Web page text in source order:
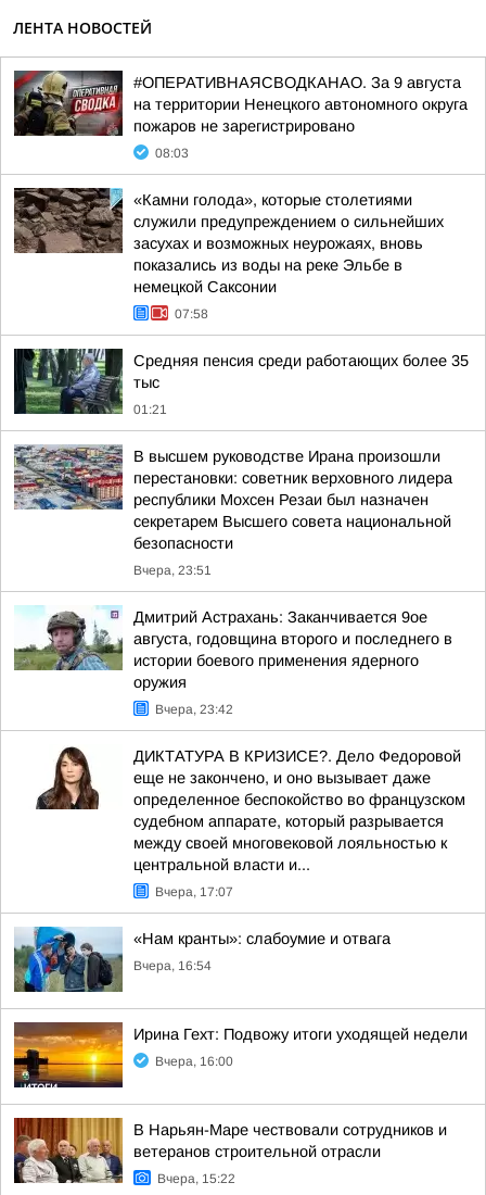
ЛЕНТА НОВОСТЕЙ
#ОПЕРАТИВНАЯСВОДКАНАО. За 9 августа
на территории Ненецкого автономного округа
пожаров не зарегистрировано
08:03
«Камни голода», которые столетиями
служили предупреждением о сильнейших
засухах и возможных неурожаях, вновь
показались из воды на реке Эльбе в
немецкой Саксонии
07:58
Средняя пенсия среди работающих более 35
тыс
01:21
В высшем руководстве Ирана произошли
перестановки: советник верховного лидера
республики Мохсен Резаи был назначен
секретарем Высшего совета национальной
безопасности
Вчера, 23:51
Дмитрий Астрахань: Заканчивается 9ое
августа, годовщина второго и последнего в
истории боевого применения ядерного
оружия
Вчера, 23:42
ДИКТАТУРА В КРИЗИСЕ?. Дело Федоровой
еще не закончено, и оно вызывает даже
определенное беспокойство во французском
судебном аппарате, который разрывается
между своей многовековой лояльностью к
центральной власти и...
Вчера, 17:07
«Нам кранты»: слабоумие и отвага
Вчера, 16:54
Ирина Гехт: Подвожу итоги уходящей недели
Вчера, 16:00
В Нарьян-Маре чествовали сотрудников и
ветеранов строительной отрасли
Вчера, 15:22